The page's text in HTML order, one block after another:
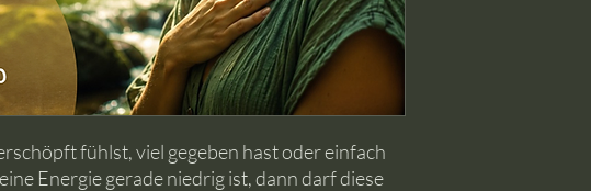
fühlst, viel gegeben hast oder einfach
Energie gerade niedrig ist, dann darf diese